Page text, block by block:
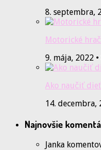
8. septembra,
Motorické
9. mája, 2022
Ako naučiť
14. decembra,
Najnovšie
Janka